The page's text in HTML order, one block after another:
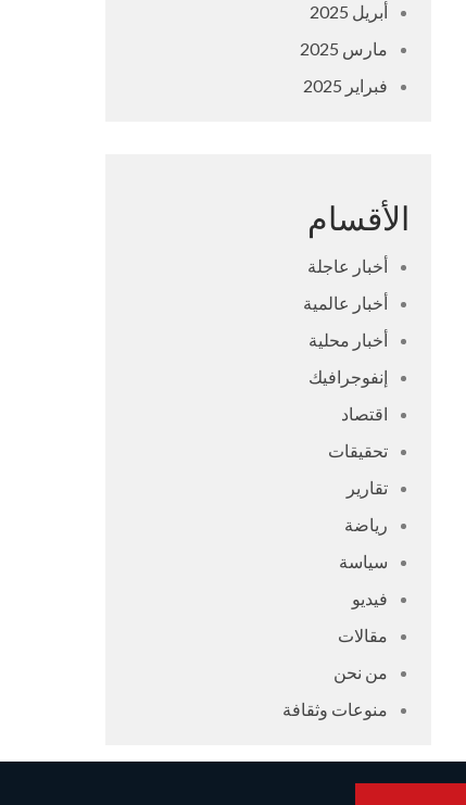
أبريل 2025
مارس 2025
فبراير 2025
الأقسام
أخبار عاجلة
أخبار عالمية
أخبار محلية
إنفوجرافيك
اقتصاد
تحقيقات
تقارير
رياضة
سياسة
فيديو
مقالات
من نحن
منوعات وثقافة